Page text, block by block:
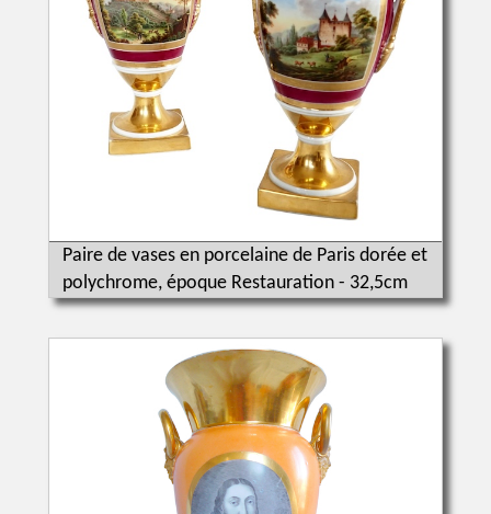
Paire de vases en porcelaine de Paris dorée et
polychrome, époque Restauration - 32,5cm